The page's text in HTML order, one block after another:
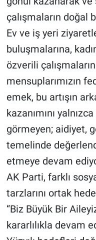
çalışmaların doğal
Ev ve iş yeri
buluşmalarına,
özverili
mensuplarımızın
emek, bu artışın
kazanımını
görmeyen; aidiyet,
temelinde
etmeye devam
AK Parti, farklı
tarzlarını ortak
“Biz Büyük Bir
kararlılıkla devam